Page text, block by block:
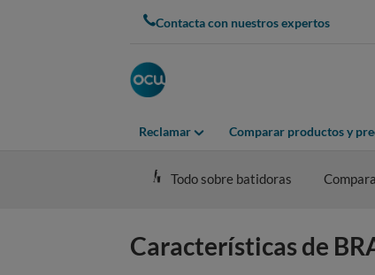
Contacta con nuestros expertos
Reclamar Comparar productos y
Todo sobre batidoras
Características de